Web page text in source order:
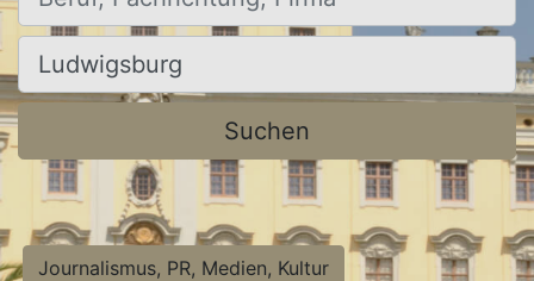
Ort, Stadt
Suchen
Journalismus, PR, Medien, Kultur